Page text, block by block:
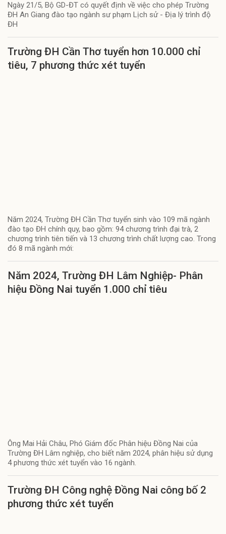
Ngày 21/5, Bộ GD-ĐT có quyết định về việc cho phép Trường
ĐH An Giang đào tạo ngành sư phạm Lịch sử - Địa lý trình độ
ĐH
Trường ĐH Cần Thơ tuyển hơn 10.000 chỉ
tiêu, 7 phương thức xét tuyển
Năm 2024, Trường ĐH Cần Thơ tuyển sinh vào 109 mã ngành
đào tạo ĐH chính quy, bao gồm: 94 chương trình đại trà, 2
chương trình tiên tiến và 13 chương trình chất lượng cao. Trong
đó 8 mã ngành mới:
Năm 2024, Trường ĐH Lâm Nghiệp- Phân
hiệu Đồng Nai tuyển 1.000 chỉ tiêu
Ông Mai Hải Châu, Phó Giám đốc Phân hiệu Đồng Nai của
Trường ĐH Lâm nghiệp, cho biết năm 2024, phân hiệu sử dụng
4 phương thức xét tuyển vào 16 ngành.
Trường ĐH Công nghệ Đồng Nai công bố 2
phương thức xét tuyển